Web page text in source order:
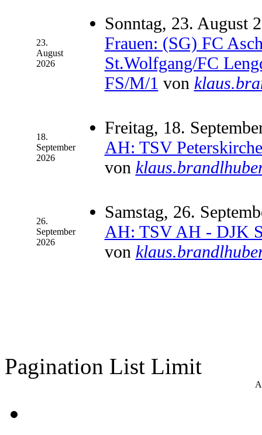
23.
August
2026
Sonntag, 23. August
Frauen: (SG) FC
St.Wolfgang/FC
FS/M/1 von
18.
September
2026
Freitag, 18.
AH: TSV
von
26.
September
2026
Samstag, 26.
AH: TSV AH - DJK
von
Pagination List Limit